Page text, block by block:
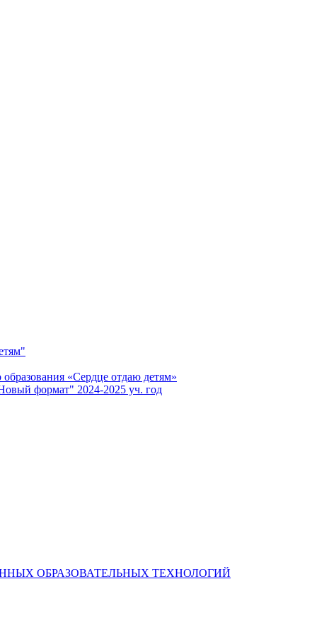
«Сердце отдаю детям»
формат" 2024-2025 уч. год
ОБРАЗОВАТЕЛЬНЫХ ТЕХНОЛОГИЙ